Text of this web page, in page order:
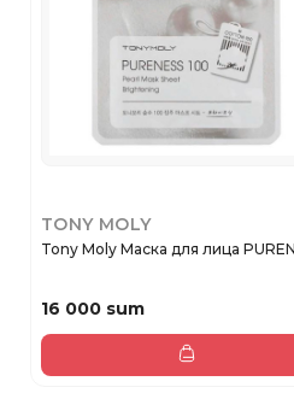
TONY MOLY
Tony Moly Маска для лица
16 000 sum